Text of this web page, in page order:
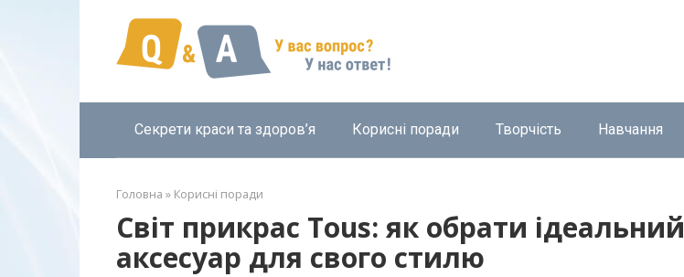
Секрети краси та здоров’я Корисні поради Творчість Навчання
Головна » Корисні поради
Світ прикрас Tous: як обрати ідеальний
аксесуар для свого стилю